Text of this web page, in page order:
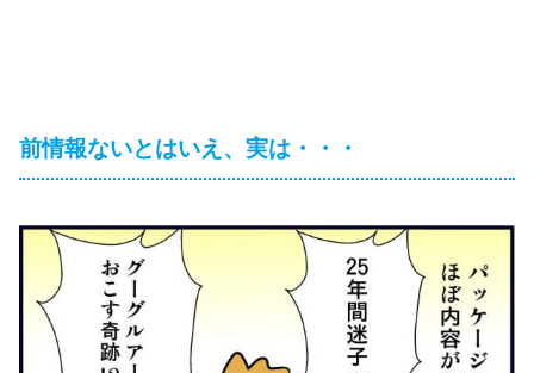
前情報ないとはいえ、実は・・・